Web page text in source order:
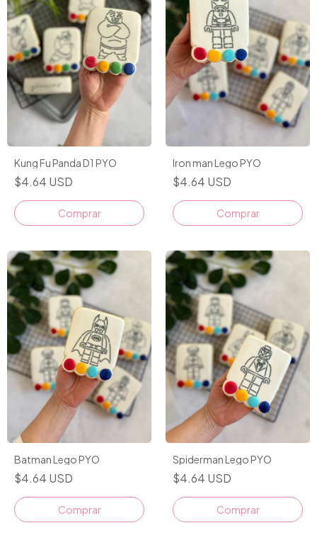
Kung Fu Panda D1 PYO
$4.64 USD
Comprar
Iron man Lego PYO
$4.64 USD
Comprar
Batman Lego PYO
$4.64 USD
Comprar
Spiderman Lego PYO
$4.64 USD
Comprar